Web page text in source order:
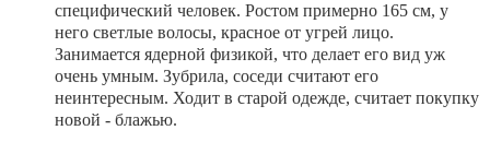
специфический человек. Ростом примерно 165 см, у
него светлые волосы, красное от угрей лицо.
Занимается ядерной физикой, что делает его вид уж
очень умным. Зубрила, соседи считают его
неинтересным. Ходит в старой одежде, считает покупку
новой - блажью.